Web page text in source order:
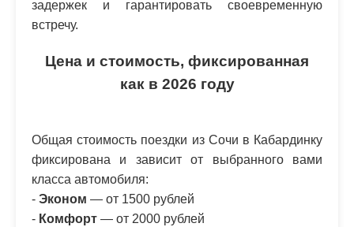
задержек и гарантировать своевременную
встречу.
Цена и стоимость, фиксированная
как в 2026 году
Общая стоимость поездки из Сочи в Кабардинку
фиксирована и зависит от выбранного вами
класса автомобиля:
- Эконом — от 1500 рублей
- Комфорт — от 2000 рублей